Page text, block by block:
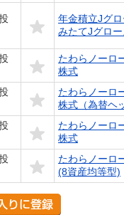
年金積立Jグ
みたてJグロー
たわらノーロ
株式
たわらノーロ
株式（為替ヘ
たわらノーロ
株式
たわらノーロ
(8資産均等型)